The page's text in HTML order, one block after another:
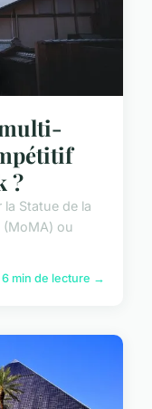
?
Statue de la
(MoMA) ou
6 min de lecture →